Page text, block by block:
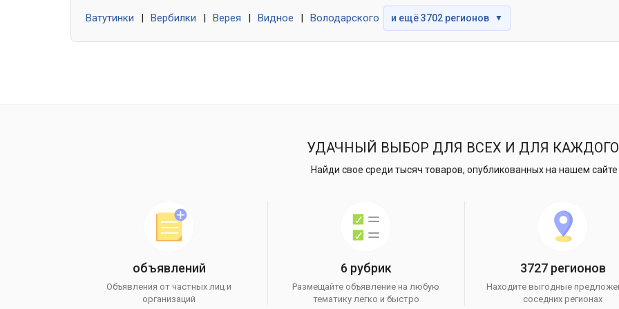
Ватутинки Вербилки Верея Видное Володарского и ещё 3702 регионов ▼
УДАЧНЫЙ ВЫБОР ДЛЯ ВСЕХ И ДЛЯ
Найди свое среди тысяч товаров, опубликованных на нашем сайте
объявлений
Объявления от частных лиц и
организаций
6 рубрик
Размещайте объявление на любую
тематику легко и быстро
3727 регионов
Находите выгодные
соседних регионах